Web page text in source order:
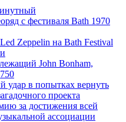
с фестиваля Bath 1970
Zeppelin на Bath Festival
John Bonham,
удар в попытках вернуть
проекта
за достижения всей
ассоциации